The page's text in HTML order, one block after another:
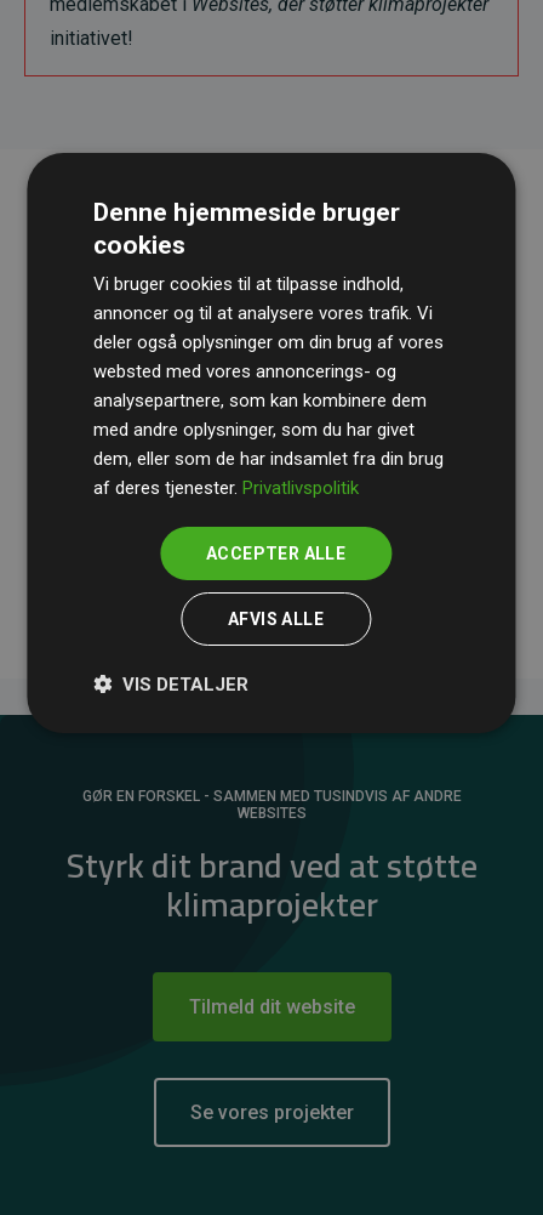
initiativet!
RevisionshusetBDOgennemgår løbende vores
beregninger og metode for at sikre gennemsigtighed
og pålidelighed.
Deres revision dokumenterer, at vores investeringer i
medlemmernes websites estimerede CO₂-
GØR EN FORSKEL - SAMMEN MED TUSINDVIS AF ANDRE
WEBSITES
Styrk dit brand ved at støtte
klimaprojekter
Tilmeld dit website
Se vores projekter
Denne hjemmeside bruger
cookies
Vi bruger cookies til at tilpasse indhold,
annoncer og til at analysere vores trafik. Vi
deler også oplysninger om din brug af vores
websted med vores annoncerings- og
analysepartnere, som kan kombinere dem
med andre oplysninger, som du har givet
dem, eller som de har indsamlet fra din brug
af deres tjenester.Privatlivspolitik
ACCEPTER ALLE
AFVIS ALLE
VIS DETALJER